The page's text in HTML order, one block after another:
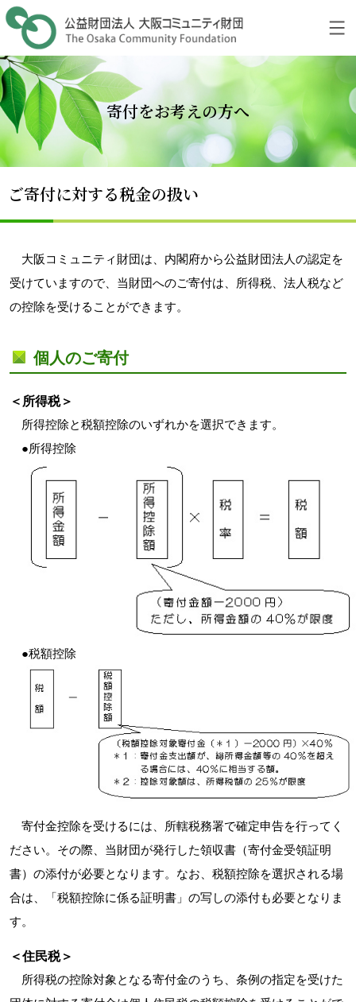
Skip
to
content
寄付をお考えの方へ
ご寄付に対する税金の扱い
大阪コミュニティ財団は、内閣府から公益財団法人の認定を
受けていますので、当財団へのご寄付は、所得税、法人税など
の控除を受けることができます。
個人のご寄付
＜所得税＞
所得控除と税額控除のいずれかを選択できます。
●所得控除
●税額控除
寄付金控除を受けるには、所轄税務署で確定申告を行ってく
ださい。その際、当財団が発行した領収書（寄付金受領証明
書）の添付が必要となります。なお、税額控除を選択される場
合は、「税額控除に係る証明書」の写しの添付も必要となりま
す。
＜住民税＞
所得税の控除対象となる寄付金のうち、条例の指定を受けた